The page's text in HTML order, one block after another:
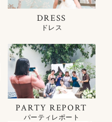
DRESS
ドレス
PARTY REPORT
パーティレポート